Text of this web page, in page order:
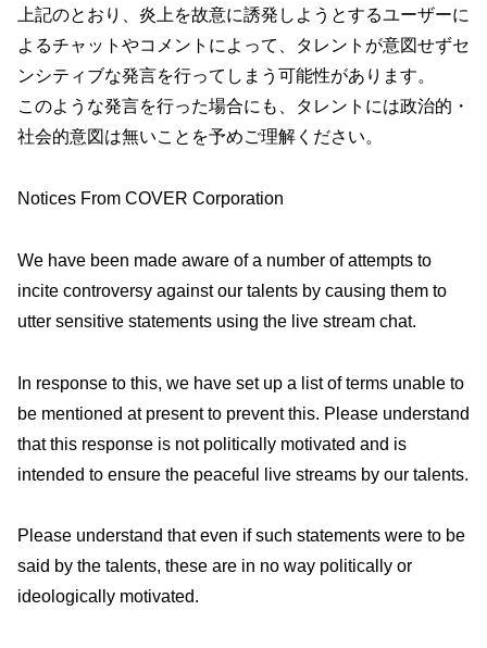
上記のとおり、炎上を故意に誘発しようとするユーザーに
よるチャットやコメントによって、タレントが意図せずセ
ンシティブな発言を行ってしまう可能性があります。
このような発言を行った場合にも、タレントには政治的・
社会的意図は無いことを予めご理解ください。
Notices From COVER Corporation
We have been made aware of a number of attempts to
incite controversy against our talents by causing them to
utter sensitive statements using the live stream chat.
In response to this, we have set up a list of terms unable to
be mentioned at present to prevent this. Please understand
that this response is not politically motivated and is
intended to ensure the peaceful live streams by our talents.
Please understand that even if such statements were to be
said by the talents, these are in no way politically or
ideologically motivated.